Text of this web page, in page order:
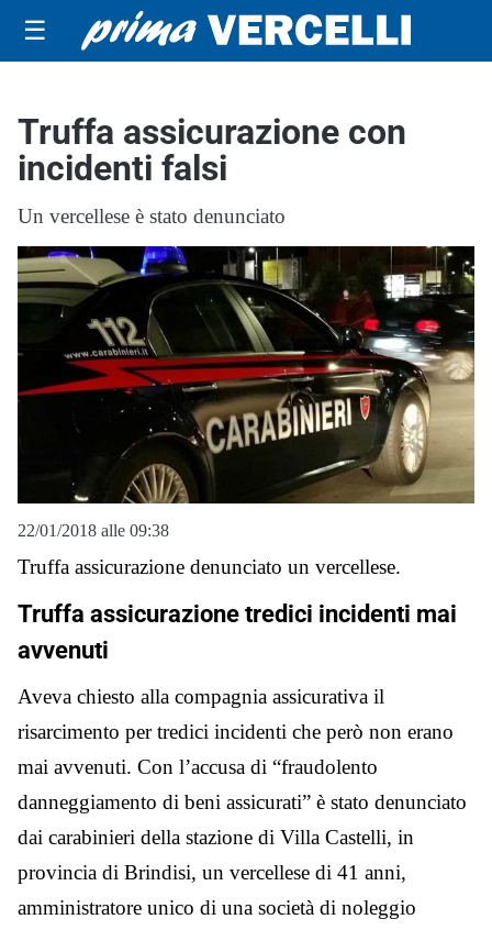
☰
Truffa assicurazione con
incidenti falsi
Un vercellese è stato denunciato
22/01/2018 alle 09:38
Truffa assicurazione denunciato un vercellese.
Truffa assicurazione tredici incidenti mai
avvenuti
Aveva chiesto alla compagnia assicurativa il
risarcimento per tredici incidenti che però non erano
mai avvenuti. Con l’accusa di “fraudolento
danneggiamento di beni assicurati” è stato denunciato
dai carabinieri della stazione di Villa Castelli, in
provincia di Brindisi, un vercellese di 41 anni,
amministratore unico di una società di noleggio